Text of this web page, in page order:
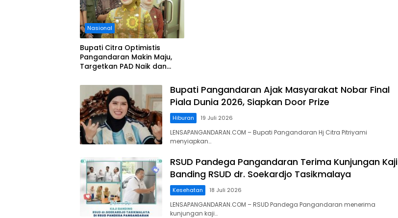
Nasional
Bupati Citra Optimistis
Pangandaran Makin Maju,
Targetkan PAD Naik dan
Bupati Pangandaran Ajak Masyarakat Nobar Final
Piala Dunia 2026, Siapkan Door Prize
Hiburan 19 Juli 2026
LENSAPANGANDARAN.COM – Bupati Pangandaran Hj Citra Pitriyami
menyiapkan…
RSUD Pandega Pangandaran Terima Kunjungan Kaji
Banding RSUD dr. Soekardjo Tasikmalaya
Kesehatan 18 Juli 2026
LENSAPANGANDARAN.COM – RSUD Pandega Pangandaran menerima
kunjungan kaji…